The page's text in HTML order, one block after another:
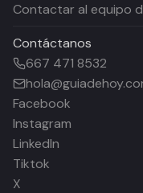
Contactar al equipo
Contáctanos
667 471 8532
Facebook
Instagram
LinkedIn
Tiktok
X